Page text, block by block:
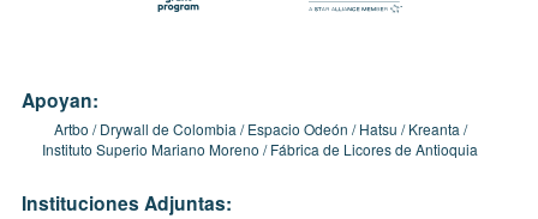
Apoyan:
Artbo Drywall de Colombia Espacio Odeón Hatsu
Kreanta
Instituto Superio Mariano Moreno
Fábrica de Licores de Antioquia
Instituciones Adjuntas: